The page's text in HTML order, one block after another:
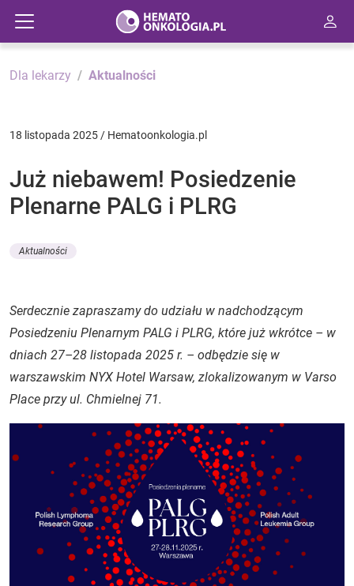
Dla lekarzy Aktualności
18 listopada 2025 / Hematoonkologia.pl
Już niebawem! Posiedzenie
Plenarne PALG i PLRG
Aktualności
Serdecznie zapraszamy do udziału w nadchodzącym
Posiedzeniu Plenarnym PALG i PLRG, które już wkrótce – w
dniach 27–28 listopada 2025 r. – odbędzie się w
warszawskim NYX Hotel Warsaw, zlokalizowanym w Varso
Place przy ul. Chmielnej 71.